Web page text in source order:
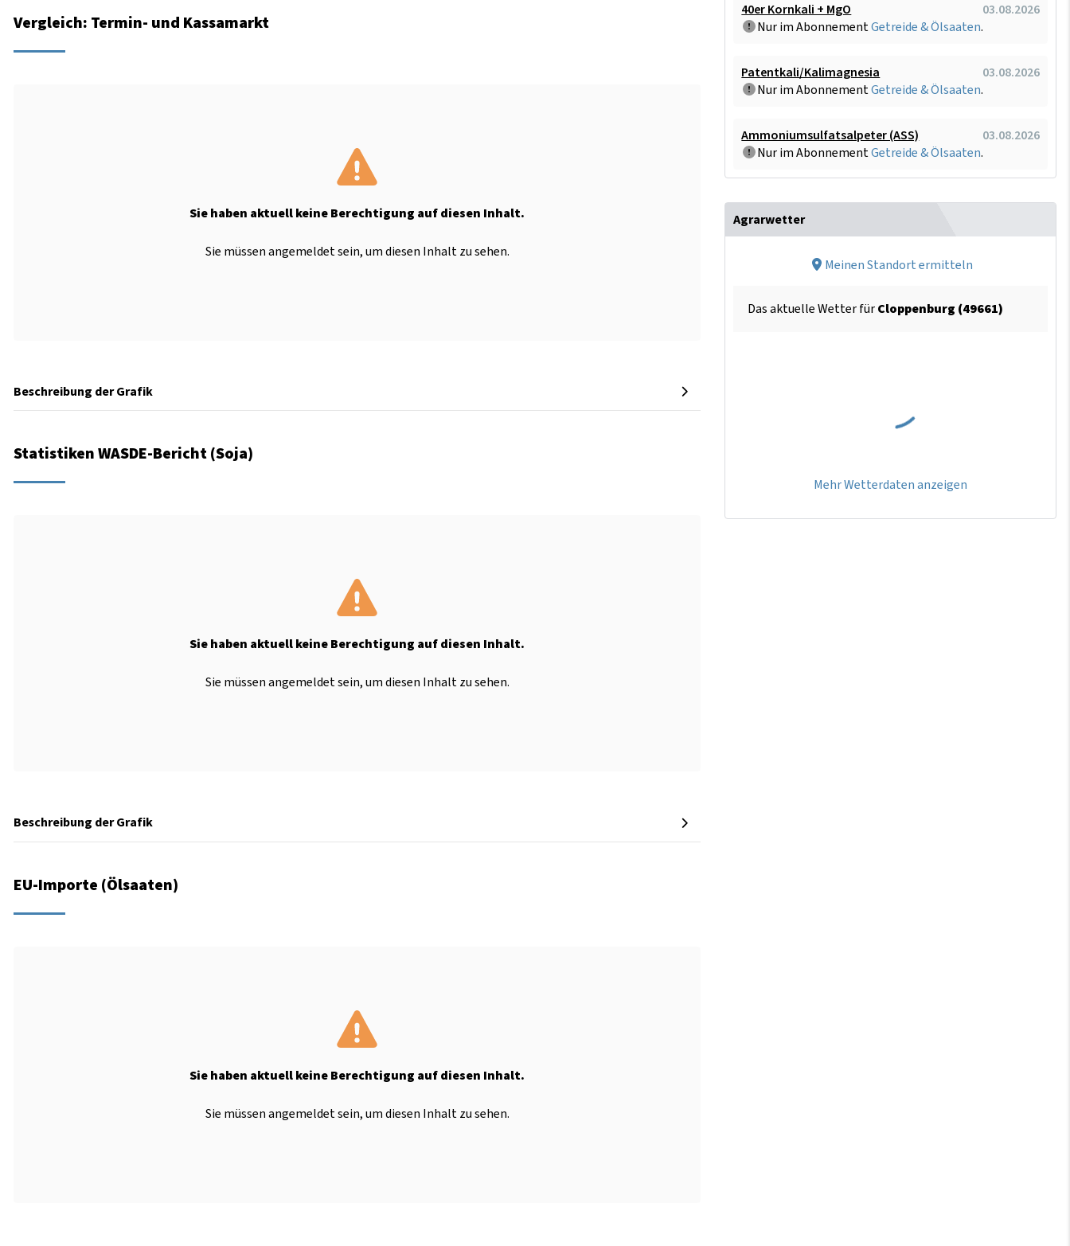
Vergleich: Termin- und Kassamarkt
Sie haben aktuell keine Berechtigung auf diesen Inhalt.
Sie müssen angemeldet sein, um diesen Inhalt zu sehen.
Beschreibung der Grafik
Statistiken WASDE-Bericht (Soja)
Sie haben aktuell keine Berechtigung auf diesen Inhalt.
Sie müssen angemeldet sein, um diesen Inhalt zu sehen.
Beschreibung der Grafik
EU-Importe (Ölsaaten)
Sie haben aktuell keine Berechtigung auf diesen Inhalt.
Sie müssen angemeldet sein, um diesen Inhalt zu sehen.
40er Kornkali + MgO
03.08.2026
Nur im AbonnementGetreide & Ölsaaten.
Patentkali/Kalimagnesia
03.08.2026
Nur im AbonnementGetreide & Ölsaaten.
Ammoniumsulfatsalpeter (ASS)
03.08.2026
Nur im AbonnementGetreide & Ölsaaten.
Agrarwetter
Meinen Standort ermitteln
Das aktuelle Wetter fürCloppenburg (49661)
Mehr Wetterdaten anzeigen